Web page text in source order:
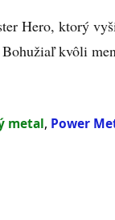
Hero, ktorý
kvôli
metal, Power